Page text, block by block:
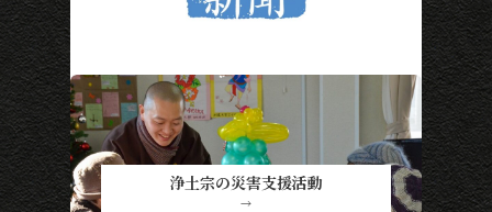
浄土宗の災害支援活動
→